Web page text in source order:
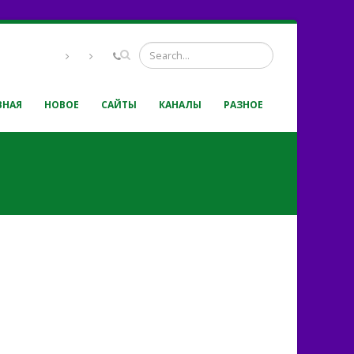
НОВОЕ САЙТЫ КАНАЛЫ РАЗНОЕ